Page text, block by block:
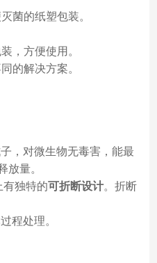
菌的纸塑包装。
，方便使用。
的解决方案。
，对微生物无毒害，能最
放量。
有独特的可折断设计。折断
程处理。